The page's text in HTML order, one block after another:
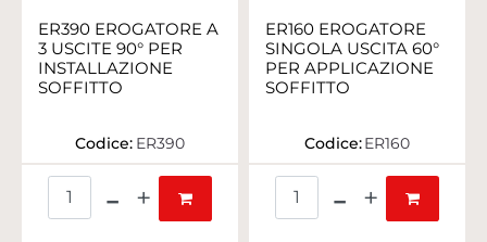
ER390 EROGATORE A
3 USCITE 90° PER
INSTALLAZIONE
SOFFITTO
Codice: ER390
ER160 EROGATORE
SINGOLA USCITA 60°
PER APPLICAZIONE
SOFFITTO
Codice:ER160